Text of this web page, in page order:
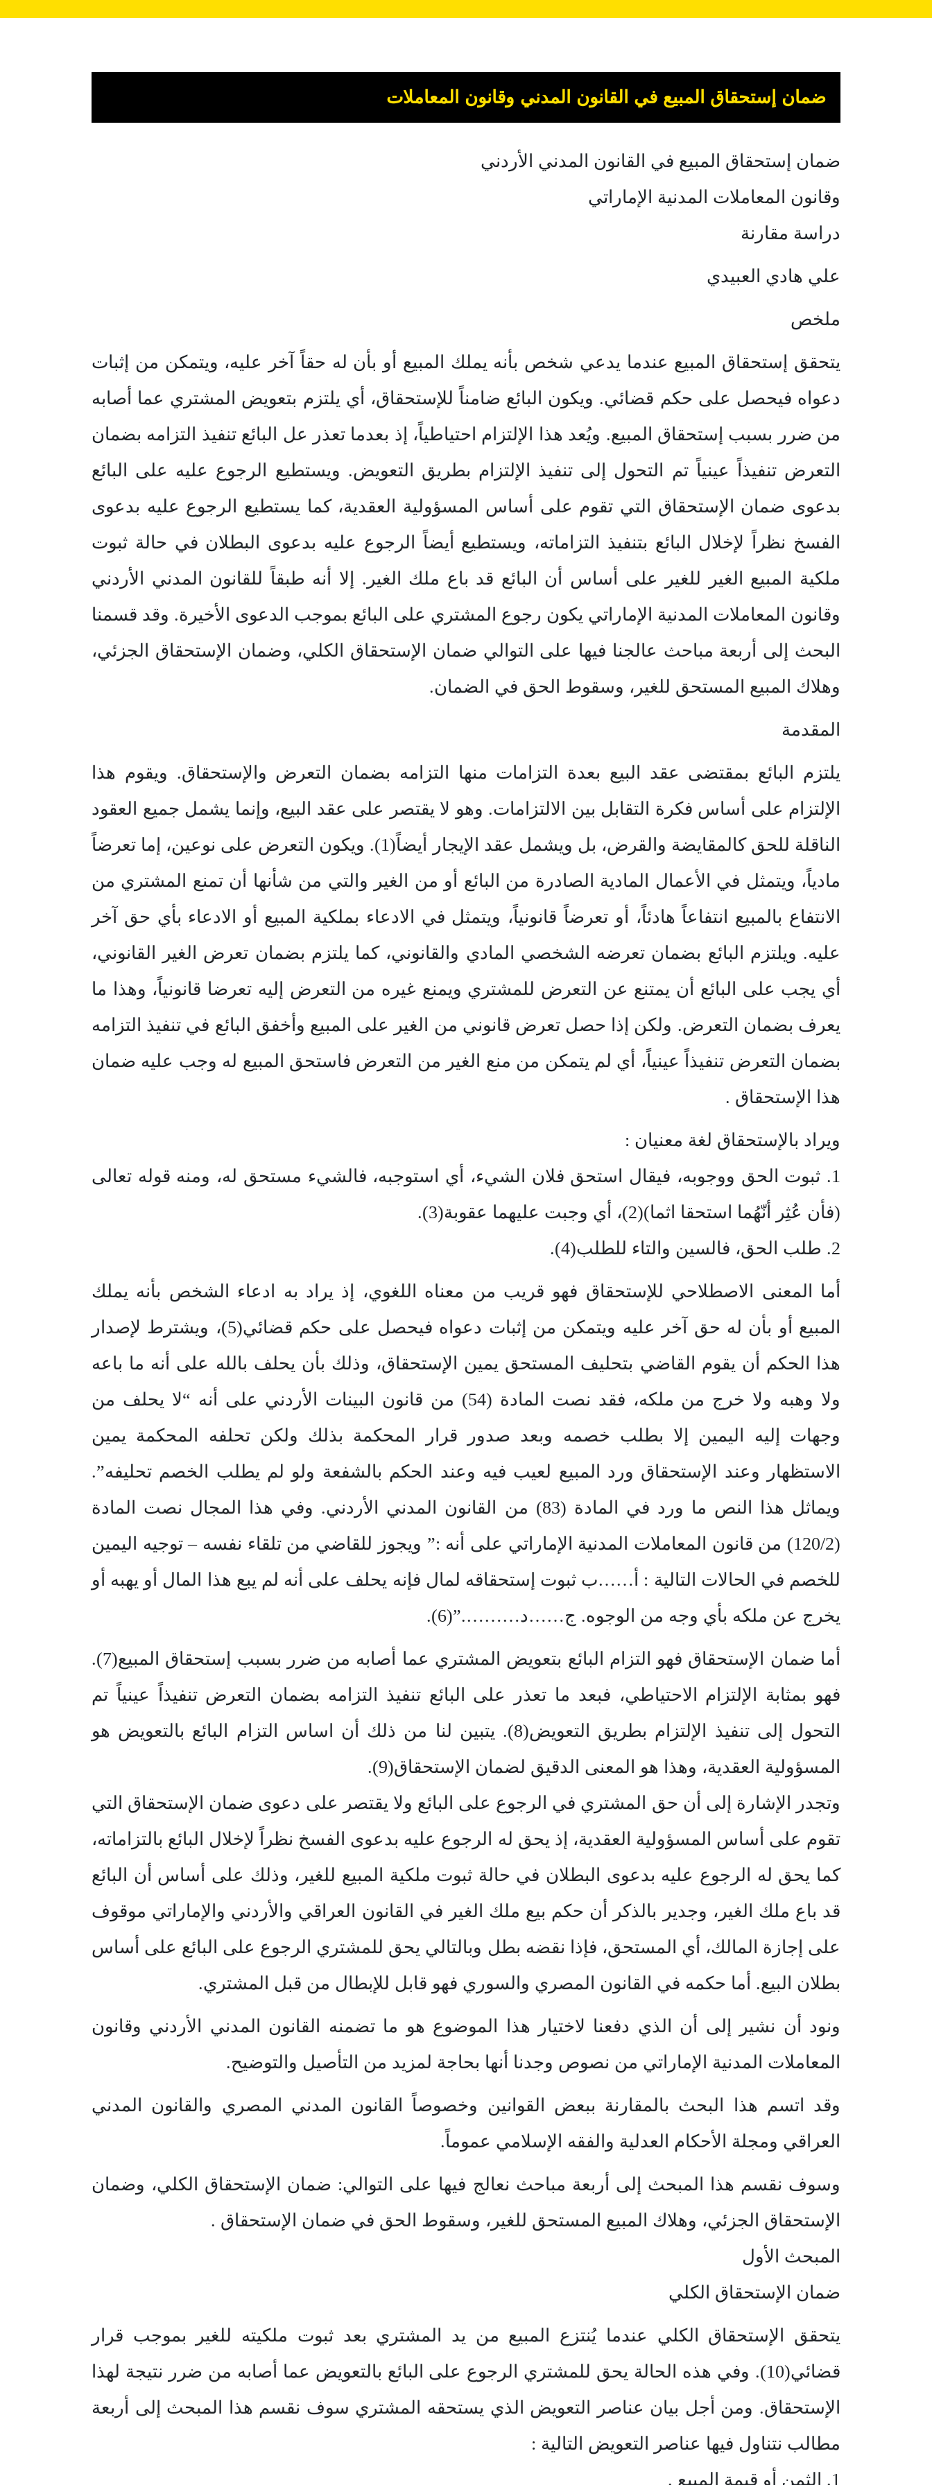
ضمان إستحقاق المبيع في القانون المدني وقانون المعاملات
ضمان إستحقاق المبيع في القانون المدني الأردني
وقانون المعاملات المدنية الإماراتي
دراسة مقارنة
علي هادي العبيدي
ملخص
يتحقق إستحقاق المبيع عندما يدعي شخص بأنه يملك المبيع أو بأن له حقاً آخر عليه، ويتمكن من إثبات
دعواه فيحصل على حكم قضائي. ويكون البائع ضامناً للإستحقاق، أي يلتزم بتعويض المشتري عما أصابه
من ضرر بسبب إستحقاق المبيع. ويُعد هذا الإلتزام احتياطياً، إذ بعدما تعذر عل البائع تنفيذ التزامه بضمان
التعرض تنفيذاً عينياً تم التحول إلى تنفيذ الإلتزام بطريق التعويض. ويستطيع الرجوع عليه على البائع
بدعوى ضمان الإستحقاق التي تقوم على أساس المسؤولية العقدية، كما يستطيع الرجوع عليه بدعوى
الفسخ نظراً لإخلال البائع بتنفيذ التزاماته، ويستطيع أيضاً الرجوع عليه بدعوى البطلان في حالة ثبوت
ملكية المبيع الغير للغير على أساس أن البائع قد باع ملك الغير. إلا أنه طبقاً للقانون المدني الأردني
وقانون المعاملات المدنية الإماراتي يكون رجوع المشتري على البائع بموجب الدعوى الأخيرة. وقد قسمنا
البحث إلى أربعة مباحث عالجنا فيها على التوالي ضمان الإستحقاق الكلي، وضمان الإستحقاق الجزئي،
وهلاك المبيع المستحق للغير، وسقوط الحق في الضمان.
المقدمة
يلتزم البائع بمقتضى عقد البيع بعدة التزامات منها التزامه بضمان التعرض والإستحقاق. ويقوم هذا
الإلتزام على أساس فكرة التقابل بين الالتزامات. وهو لا يقتصر على عقد البيع، وإنما يشمل جميع العقود
الناقلة للحق كالمقايضة والقرض، بل ويشمل عقد الإيجار أيضاً(1). ويكون التعرض على نوعين، إما تعرضاً
مادياً، ويتمثل في الأعمال المادية الصادرة من البائع أو من الغير والتي من شأنها أن تمنع المشتري من
الانتفاع بالمبيع انتفاعاً هادئاً، أو تعرضاً قانونياً، ويتمثل في الادعاء بملكية المبيع أو الادعاء بأي حق آخر
عليه. ويلتزم البائع بضمان تعرضه الشخصي المادي والقانوني، كما يلتزم بضمان تعرض الغير القانوني،
أي يجب على البائع أن يمتنع عن التعرض للمشتري ويمنع غيره من التعرض إليه تعرضا قانونياً، وهذا ما
يعرف بضمان التعرض. ولكن إذا حصل تعرض قانوني من الغير على المبيع وأخفق البائع في تنفيذ التزامه
بضمان التعرض تنفيذاً عينياً، أي لم يتمكن من منع الغير من التعرض فاستحق المبيع له وجب عليه ضمان
هذا الإستحقاق .
ويراد بالإستحقاق لغة معنيان :
1. ثبوت الحق ووجوبه، فيقال استحق فلان الشيء، أي استوجبه، فالشيء مستحق له، ومنه قوله تعالى
(فأن عُثِر أنّهُما استحقا اثما)(2)، أي وجبت عليهما عقوبة(3).
2. طلب الحق، فالسين والتاء للطلب(4).
أما المعنى الاصطلاحي للإستحقاق فهو قريب من معناه اللغوي، إذ يراد به ادعاء الشخص بأنه يملك
المبيع أو بأن له حق آخر عليه ويتمكن من إثبات دعواه فيحصل على حكم قضائي(5)، ويشترط لإصدار
هذا الحكم أن يقوم القاضي بتحليف المستحق يمين الإستحقاق، وذلك بأن يحلف بالله على أنه ما باعه
ولا وهبه ولا خرج من ملكه، فقد نصت المادة (54) من قانون البينات الأردني على أنه “لا يحلف من
وجهات إليه اليمين إلا بطلب خصمه وبعد صدور قرار المحكمة بذلك ولكن تحلفه المحكمة يمين
الاستظهار وعند الإستحقاق ورد المبيع لعيب فيه وعند الحكم بالشفعة ولو لم يطلب الخصم تحليفه”.
ويماثل هذا النص ما ورد في المادة (83) من القانون المدني الأردني. وفي هذا المجال نصت المادة
(120/2) من قانون المعاملات المدنية الإماراتي على أنه :” ويجوز للقاضي من تلقاء نفسه – توجيه اليمين
للخصم في الحالات التالية : أ……ب ثبوت إستحقاقه لمال فإنه يحلف على أنه لم يبع هذا المال أو يهبه أو
يخرج عن ملكه بأي وجه من الوجوه. ج……د……….”(6).
أما ضمان الإستحقاق فهو التزام البائع بتعويض المشتري عما أصابه من ضرر بسبب إستحقاق المبيع(7).
فهو بمثابة الإلتزام الاحتياطي، فبعد ما تعذر على البائع تنفيذ التزامه بضمان التعرض تنفيذاً عينياً تم
التحول إلى تنفيذ الإلتزام بطريق التعويض(8). يتبين لنا من ذلك أن اساس التزام البائع بالتعويض هو
المسؤولية العقدية، وهذا هو المعنى الدقيق لضمان الإستحقاق(9).
وتجدر الإشارة إلى أن حق المشتري في الرجوع على البائع ولا يقتصر على دعوى ضمان الإستحقاق التي
تقوم على أساس المسؤولية العقدية، إذ يحق له الرجوع عليه بدعوى الفسخ نظراً لإخلال البائع بالتزاماته،
كما يحق له الرجوع عليه بدعوى البطلان في حالة ثبوت ملكية المبيع للغير، وذلك على أساس أن البائع
قد باع ملك الغير، وجدير بالذكر أن حكم بيع ملك الغير في القانون العراقي والأردني والإماراتي موقوف
على إجازة المالك، أي المستحق، فإذا نقضه بطل وبالتالي يحق للمشتري الرجوع على البائع على أساس
بطلان البيع. أما حكمه في القانون المصري والسوري فهو قابل للإبطال من قبل المشتري.
ونود أن نشير إلى أن الذي دفعنا لاختيار هذا الموضوع هو ما تضمنه القانون المدني الأردني وقانون
المعاملات المدنية الإماراتي من نصوص وجدنا أنها بحاجة لمزيد من التأصيل والتوضيح.
وقد اتسم هذا البحث بالمقارنة ببعض القوانين وخصوصاً القانون المدني المصري والقانون المدني
العراقي ومجلة الأحكام العدلية والفقه الإسلامي عموماً.
وسوف نقسم هذا المبحث إلى أربعة مباحث نعالج فيها على التوالي: ضمان الإستحقاق الكلي، وضمان
الإستحقاق الجزئي، وهلاك المبيع المستحق للغير، وسقوط الحق في ضمان الإستحقاق .
المبحث الأول
ضمان الإستحقاق الكلي
يتحقق الإستحقاق الكلي عندما يُنتزع المبيع من يد المشتري بعد ثبوت ملكيته للغير بموجب قرار
قضائي(10). وفي هذه الحالة يحق للمشتري الرجوع على البائع بالتعويض عما أصابه من ضرر نتيجة لهذا
الإستحقاق. ومن أجل بيان عناصر التعويض الذي يستحقه المشتري سوف نقسم هذا المبحث إلى أربعة
مطالب نتناول فيها عناصر التعويض التالية :
1. الثمن أو قيمة المبيع .